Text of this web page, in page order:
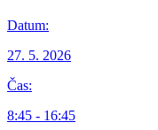
Datum:
27. 5. 2026
Čas:
8:45 - 16:45